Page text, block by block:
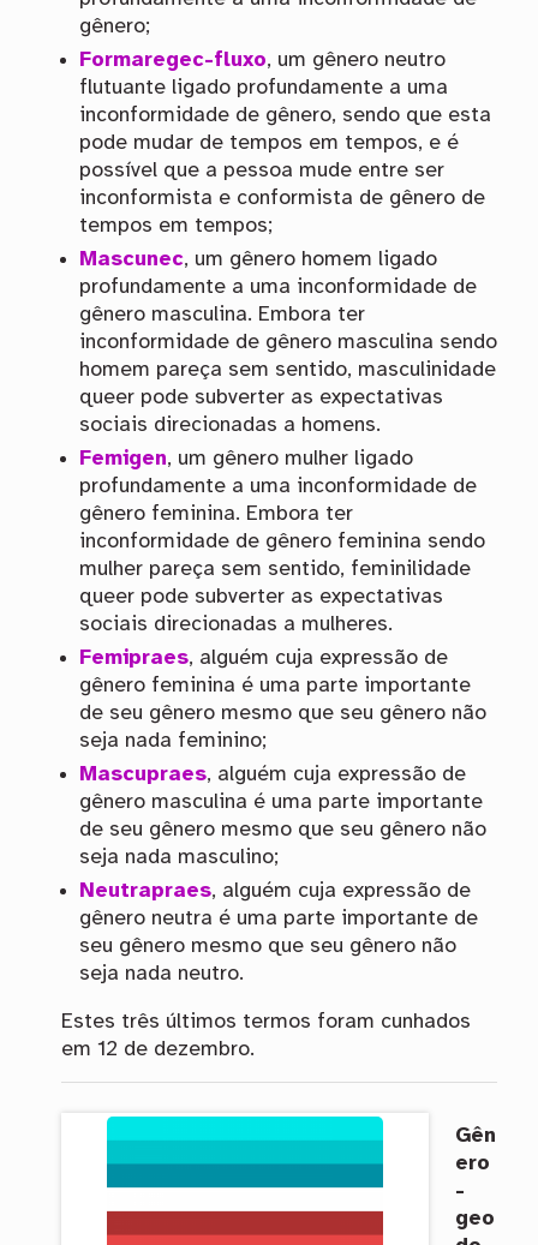
gênero;
Formaregec-fluxo, um gênero neutro
flutuante ligado profundamente a uma
inconformidade de gênero, sendo que esta
pode mudar de tempos em tempos, e é
possível que a pessoa mude entre ser
inconformista e conformista de gênero de
tempos em tempos;
Mascunec, um gênero homem ligado
profundamente a uma inconformidade de
gênero masculina. Embora ter
inconformidade de gênero masculina sendo
homem pareça sem sentido, masculinidade
queer pode subverter as expectativas
sociais direcionadas a homens.
Femigen, um gênero mulher ligado
profundamente a uma inconformidade de
gênero feminina. Embora ter
inconformidade de gênero feminina sendo
mulher pareça sem sentido, feminilidade
queer pode subverter as expectativas
sociais direcionadas a mulheres.
Femipraes, alguém cuja expressão de
gênero feminina é uma parte importante
de seu gênero mesmo que seu gênero não
seja nada feminino;
Mascupraes, alguém cuja expressão de
gênero masculina é uma parte importante
de seu gênero mesmo que seu gênero não
seja nada masculino;
Neutrapraes, alguém cuja expressão de
gênero neutra é uma parte importante de
seu gênero mesmo que seu gênero não
seja nada neutro.
Estes três últimos termos foram cunhados
em 12 de dezembro.
Gên
ero
-
geo